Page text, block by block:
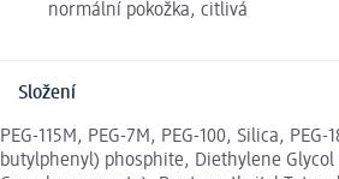
normální pokožka, citlivá
Složení
PEG-115M, PEG-7M, PEG-100, Silica,
butylphenyl) phosphite, Diethylene